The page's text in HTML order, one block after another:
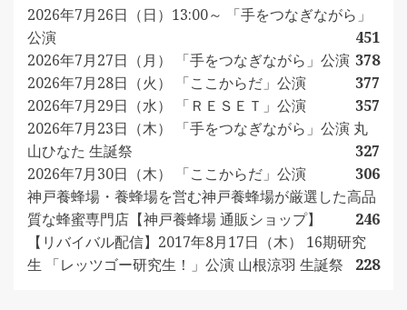
2026年7月26日（日）13:00～ 「手をつなぎながら」
公演
451
2026年7月27日（月） 「手をつなぎながら」公演 378
2026年7月28日（火） 「ここからだ」公演
377
2026年7月29日（水） 「ＲＥＳＥＴ」公演
357
2026年7月23日（木） 「手をつなぎながら」公演 丸
山ひなた 生誕祭
327
2026年7月30日（木） 「ここからだ」公演
306
神戸養蜂場・養蜂場を営む神戸養蜂場が厳選した高品
質な蜂蜜専門店【神戸養蜂場 通販ショップ】
246
【リバイバル配信】2017年8月17日（木） 16期研究
生 「レッツゴー研究生！」公演 山根涼羽 生誕祭
228